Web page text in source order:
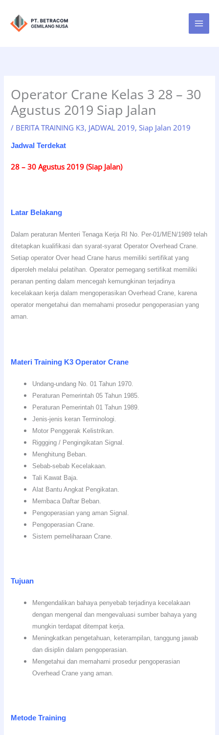
konten
Operator Crane Kelas 3 28 – 30
Agustus 2019 Siap Jalan
/ BERITA TRAINING K3, JADWAL 2019,Siap Jalan 2019
Jadwal Terdekat
28 – 30 Agustus 2019 (Siap Jalan)
Latar Belakang
Dalam peraturan Menteri Tenaga Kerja RI No. Per-01/MEN/1989 telah
ditetapkan kualifikasi dan syarat-syarat Operator Overhead Crane.
Setiap operator Over head Crane harus memiliki sertifikat yang
diperoleh melalui pelatihan. Operator pemegang sertifikat memiliki
peranan penting dalam mencegah kemungkinan terjadinya
kecelakaan kerja dalam mengoperasikan Overhead Crane, karena
operator mengetahui dan memahami prosedur pengoperasian yang
aman.
Materi Training K3 Operator Crane
Undang-undang No. 01 Tahun 1970.
Peraturan Pemerintah 05 Tahun 1985.
Peraturan Pemerintah 01 Tahun 1989.
Jenis-jenis keran Terminologi.
Motor Penggerak Kelistrikan.
Riggging / Pengingikatan Signal.
Menghitung Beban.
Sebab-sebab Kecelakaan.
Tali Kawat Baja.
Alat Bantu Angkat Pengikatan.
Membaca Daftar Beban.
Pengoperasian yang aman Signal.
Pengoperasian Crane.
Sistem pemeliharaan Crane.
Tujuan
Mengendalikan bahaya penyebab terjadinya kecelakaan
dengan mengenal dan mengevaluasi sumber bahaya yang
mungkin terdapat ditempat kerja.
Meningkatkan pengetahuan, keterampilan, tanggung jawab
dan disiplin dalam pengoperasian.
Mengetahui dan memahami prosedur pengoperasian
Overhead Crane yang aman.
Metode Training